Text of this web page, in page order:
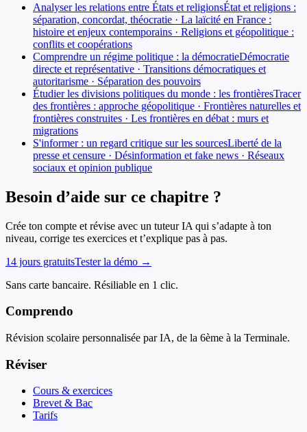
Analyser les relations entre États et religionsÉtat et religions :
séparation, concordat, théocratie · La laïcité en France :
histoire et enjeux contemporains · Religions et géopolitique :
conflits et coopérations
Comprendre un régime politique : la démocratieDémocratie
directe et représentative · Transitions démocratiques et
autoritarisme · Séparation des pouvoirs
Étudier les divisions politiques du monde : les frontièresTracer
des frontières : approche géopolitique · Frontières naturelles et
frontières construites · Les frontières en débat : murs et
migrations
S'informer : un regard critique sur les sourcesLiberté de la
presse et censure · Désinformation et fake news · Réseaux
sociaux et opinion publique
Besoin d’aide sur ce chapitre ?
Crée ton compte et révise avec un tuteur IA qui s’adapte à ton
niveau, corrige tes exercices et t’explique pas à pas.
14 jours gratuitsTester la démo →
Sans carte bancaire. Résiliable en 1 clic.
Comprendo
Révision scolaire personnalisée par IA, de la 6ème à la Terminale.
Réviser
Cours & exercices
Brevet & Bac
Tarifs